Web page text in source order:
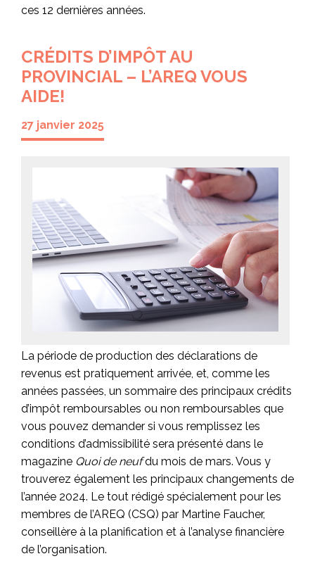
ces 12 dernières années.
CRÉDITS D’IMPÔT AU
PROVINCIAL – L’AREQ VOUS
AIDE!
27 janvier 2025
La période de production des déclarations de
revenus est pratiquement arrivée, et, comme les
années passées, un sommaire des principaux crédits
d’impôt remboursables ou non remboursables que
vous pouvez demander si vous remplissez les
conditions d’admissibilité sera présenté dans le
magazine Quoi de neufdu mois de mars. Vous y
trouverez également les principaux changements de
l’année 2024. Le tout rédigé spécialement pour les
membres de l’AREQ (CSQ) par Martine Faucher,
conseillère à la planification et à l’analyse financière
de l’organisation.